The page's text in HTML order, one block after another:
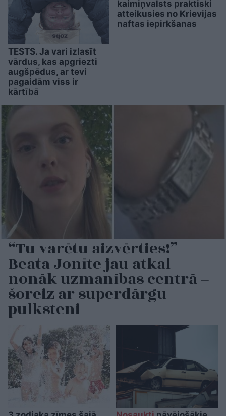
TESTS. Ja vari izlasīt
vārdus, kas apgriezti
augšpēdus, ar tevi
pagaidām viss ir
kārtībā
kaimiņvalsts praktiski
atteikusies no Krievijas
naftas iepirkšanas
“Tu varētu aizvērties!”
Beata Jonīte jau atkal
nonāk uzmanības centrā –
šoreiz ar superdārgu
pulksteni